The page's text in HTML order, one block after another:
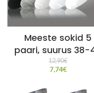
Meeste sokid 5
paari, suurus 38-
12,90€
7,74€